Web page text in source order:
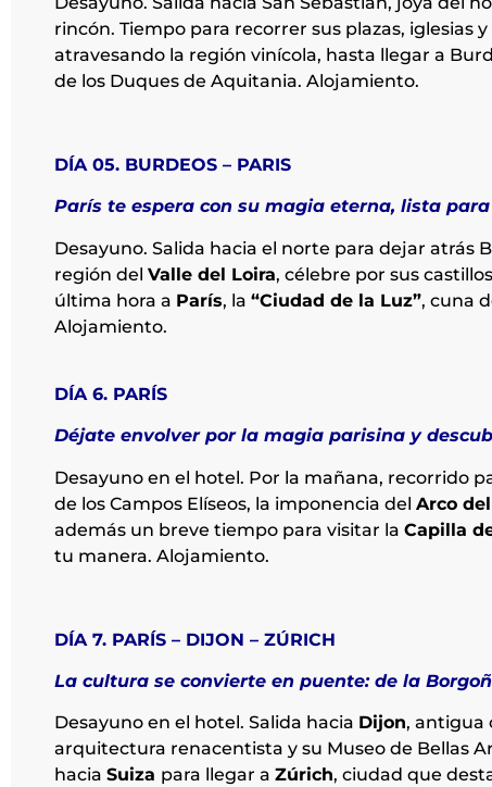
rincón. Tiempo para recorrer sus plazas, iglesias
atravesando la región vinícola, hasta llegar a
de los Duques de Aquitania. Alojamiento.
DÍA 05. BURDEOS – PARIS
París te espera con su magia eterna, lista
Desayuno. Salida hacia el norte para dejar atrás
región del Valle del Loira, célebre por sus
última hora a París, la “Ciudad de la Luz”, cuna
Alojamiento.
DÍA 6. PARÍS
Déjate envolver por la magia parisina y
Desayuno en el hotel. Por la mañana, recorrido
de los Campos Elíseos, la imponencia del Arco
además un breve tiempo para visitar la Capilla
tu manera. Alojamiento.
DÍA 7. PARÍS – DIJON – ZÚRICH
La cultura se convierte en puente: de la
Desayuno en el hotel. Salida hacia Dijon, antigua
arquitectura renacentista y su Museo de Bellas
hacia Suiza para llegar a Zúrich, ciudad que